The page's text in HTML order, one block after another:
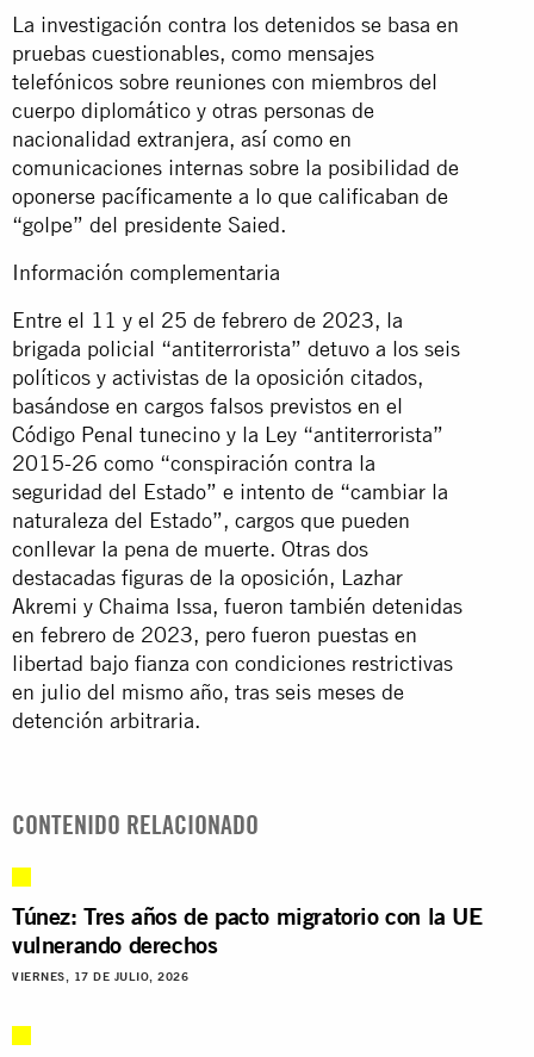
La investigación contra los detenidos se basa en
pruebas cuestionables, como mensajes
telefónicos sobre reuniones con miembros del
cuerpo diplomático y otras personas de
nacionalidad extranjera, así como en
comunicaciones internas sobre la posibilidad de
oponerse pacíficamente a lo que calificaban de
“golpe” del presidente Saied.
Información complementaria
Entre el 11 y el 25 de febrero de 2023, la
brigada policial “antiterrorista” detuvo a los seis
políticos y activistas de la oposición citados,
basándose en cargos falsos previstos en el
Código Penal tunecino y la Ley “antiterrorista”
2015-26 como “conspiración contra la
seguridad del Estado” e intento de “cambiar la
naturaleza del Estado”, cargos que pueden
conllevar la pena de muerte. Otras dos
destacadas figuras de la oposición, Lazhar
Akremi y Chaima Issa, fueron también detenidas
en febrero de 2023, pero fueron puestas en
libertad bajo fianza con condiciones restrictivas
en julio del mismo año, tras seis meses de
detención arbitraria.
CONTENIDO RELACIONADO
Túnez: Tres años de pacto migratorio con la UE
vulnerando derechos
VIERNES, 17 DE JULIO, 2026